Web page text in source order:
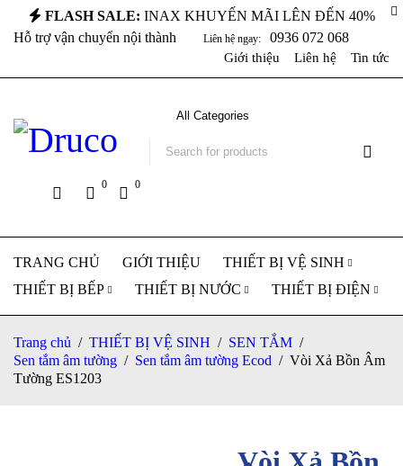
Liên hệ ngay: 0936 072 068
Hỗ trợ vận chuyển nội thành
FLASH SALE: INAX KHUYẾN MÃI LÊN ĐẾN 40%
Giới thiệu Liên hệ Tin tức
0 0
TRANG CHỦ GIỚI THIỆU
THIẾT BỊ VỆ SINH
THIẾT BỊ BẾP
THIẾT BỊ NƯỚC THIẾT BỊ ĐIỆN
Trang chủ / THIẾT BỊ VỆ SINH / SEN TẮM /
Sen tắm âm tường / Sen tắm âm tường Ecod / Vòi Xả Bồn Âm
Tường ES1203